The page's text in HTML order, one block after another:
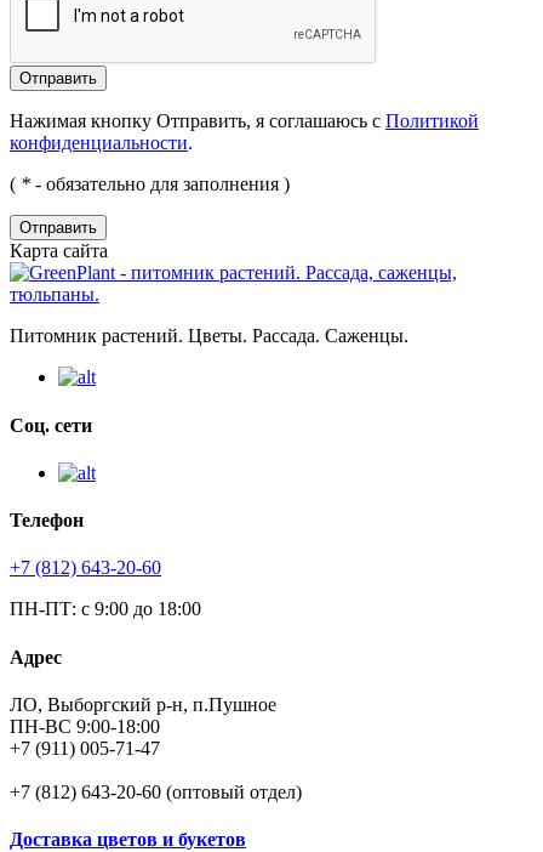
Нажимая кнопку Отправить, я соглашаюсь с Политикой
конфиденциальности.
( * - обязательно для заполнения )
Отправить
Карта сайта
Питомник растений. Цветы. Рассада. Саженцы.
Соц. сети
Телефон
+7 (812) 643-20-60
ПН-ПТ: с 9:00 до 18:00
Адрес
ЛО, Выборгский р-н, п.Пушное
ПН-ВС 9:00-18:00
+7 (911) 005-71-47
+7 (812) 643-20-60 (оптовый отдел)
Доставка цветов и букетов